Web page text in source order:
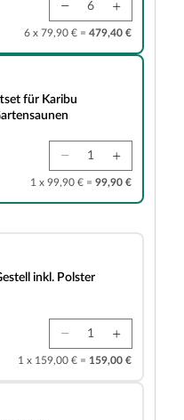
6 x 79,90 € = 479,40 €
& Gartensaunen
für Karibu
1 x 99,90 € = 99,90 €
beige
inkl. Polster
1 x 159,00 € = 159,00 €